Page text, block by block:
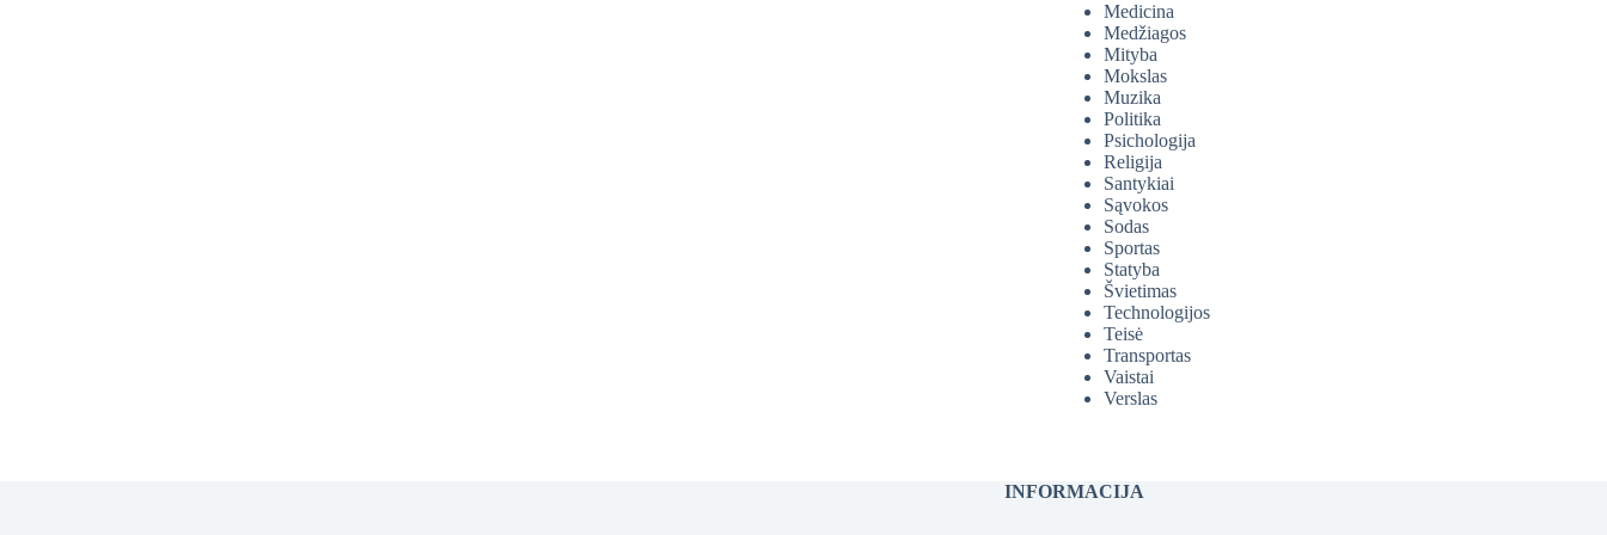
Medicina
Medžiagos
Mityba
Mokslas
Muzika
Politika
Psichologija
Religija
Santykiai
Sąvokos
Sodas
Sportas
Statyba
Švietimas
Technologijos
Teisė
Transportas
Vaistai
Verslas
INFORMACIJA